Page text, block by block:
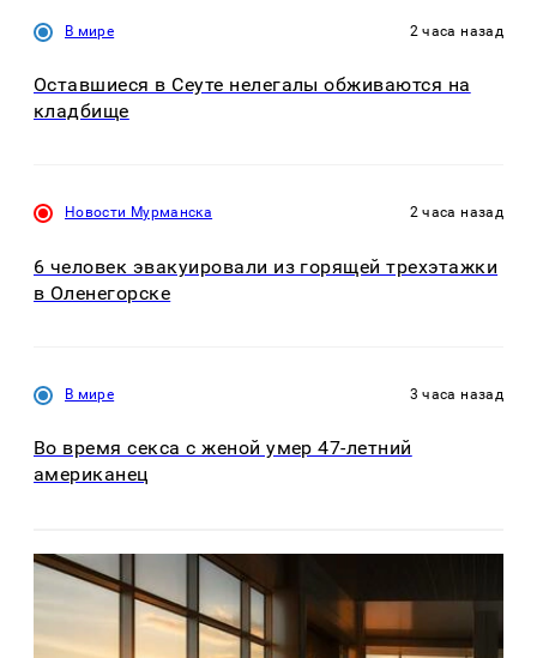
В мире 2 часа назад
Оставшиеся в Сеуте нелегалы обживаются на
кладбище
Новости Мурманска 2 часа назад
6 человек эвакуировали из горящей трехэтажки
в Оленегорске
В мире 3 часа назад
Во время секса с женой умер 47-летний
американец